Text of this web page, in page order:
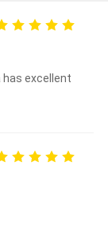
has excellent